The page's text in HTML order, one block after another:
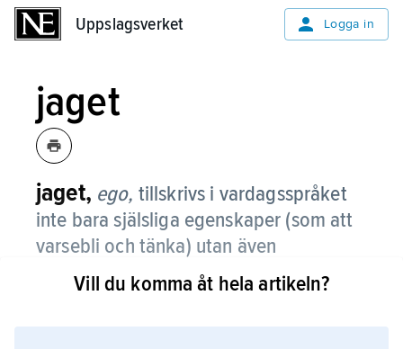
Uppslagsverket Logga in
jaget
jaget, ego, tillskrivs i vardagsspråket
inte bara själsliga egenskaper (som att
varsebli och tänka) utan även
kroppsliga (som att ha en viss vikt och
längd).
Vill du komma åt hela artikeln?